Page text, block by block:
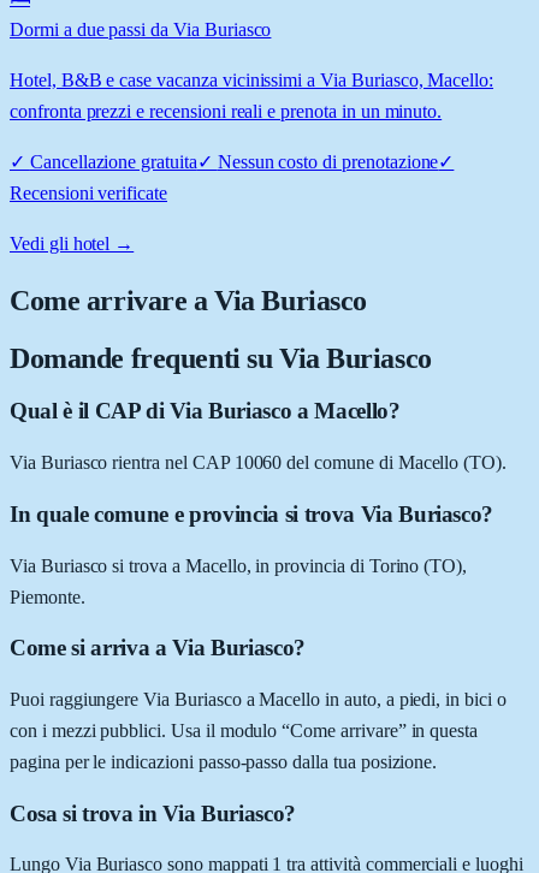
Dormi a due passi da Via Buriasco
Hotel, B&B e case vacanza vicinissimi a Via Buriasco, Macello:
confronta prezzi e recensioni reali e prenota in un minuto.
✓ Cancellazione gratuita✓ Nessun costo di prenotazione✓
Recensioni verificate
Vedi gli hotel →
Come arrivare aVia Buriasco
Domande frequenti su Via Buriasco
Qual è il CAP di Via Buriasco a Macello?
Via Buriasco rientra nel CAP 10060 del comune di Macello (TO).
In quale comune e provincia si trova Via Buriasco?
Via Buriasco si trova a Macello, in provincia di Torino (TO),
Piemonte.
Come si arriva a Via Buriasco?
Puoi raggiungere Via Buriasco a Macello in auto, a piedi, in bici o
con i mezzi pubblici. Usa il modulo “Come arrivare” in questa
pagina per le indicazioni passo-passo dalla tua posizione.
Cosa si trova in Via Buriasco?
Lungo Via Buriasco sono mappati 1 tra attività commerciali e luoghi